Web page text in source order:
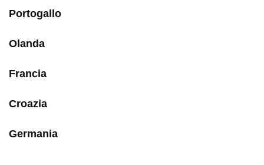
Portogallo
Olanda
Francia
Croazia
Germania